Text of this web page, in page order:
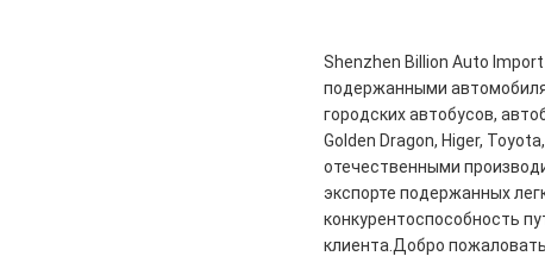
Shenzhen Billion Auto
подержанными
городских автобусов,
Golden Dragon, Higer,
отечественными
экспорте подержанных
конкурентоспособность
клиента.Добро